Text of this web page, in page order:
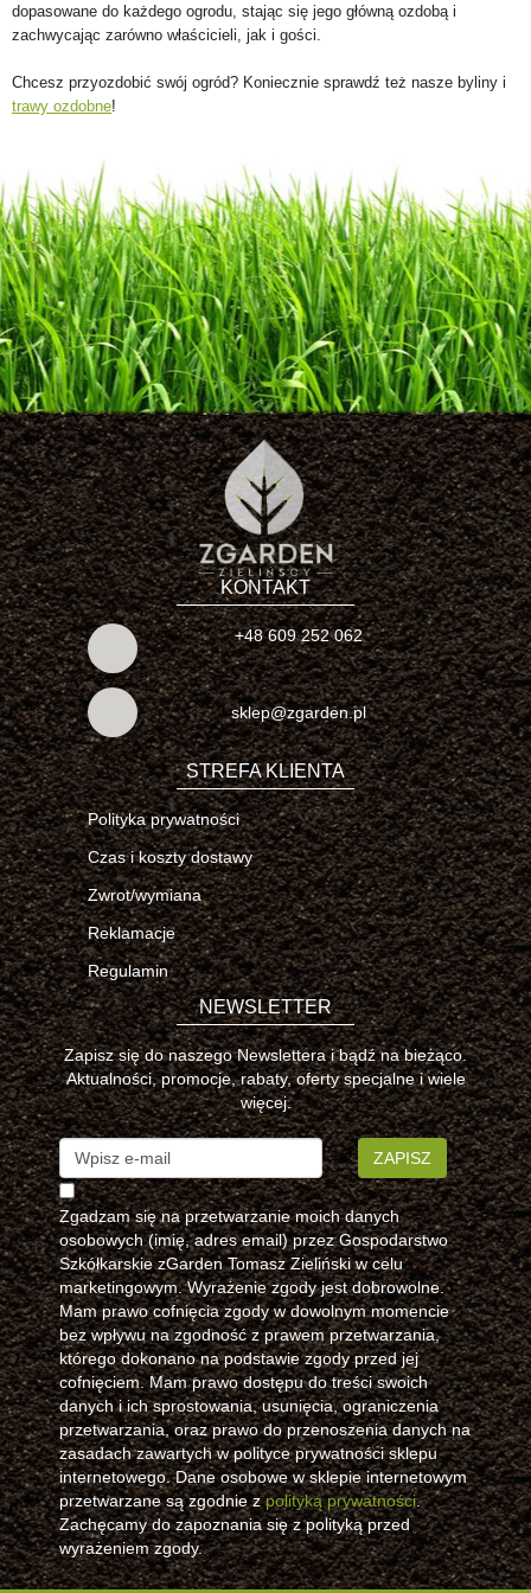
dopasowane do każdego ogrodu, stając się jego główną ozdobą i
zachwycając zarówno właścicieli, jak i gości.
Chcesz przyozdobić swój ogród? Koniecznie sprawdź też nasze byliny i
trawy ozdobne!
KONTAKT
+48 609 252 062
sklep@zgarden.pl
STREFA KLIENTA
Polityka prywatności
Czas i koszty dostawy
Zwrot/wymiana
Reklamacje
Regulamin
NEWSLETTER
Zapisz się do naszego Newslettera i bądź na bieżąco.
Aktualności, promocje, rabaty, oferty specjalne i wiele
więcej.
ZAPISZ
Zgadzam się na przetwarzanie moich danych
osobowych (imię, adres email) przez Gospodarstwo
Szkółkarskie zGarden Tomasz Zieliński w celu
marketingowym. Wyrażenie zgody jest dobrowolne.
Mam prawo cofnięcia zgody w dowolnym momencie
bez wpływu na zgodność z prawem przetwarzania,
którego dokonano na podstawie zgody przed jej
cofnięciem. Mam prawo dostępu do treści swoich
danych i ich sprostowania, usunięcia, ograniczenia
przetwarzania, oraz prawo do przenoszenia danych na
zasadach zawartych w polityce prywatności sklepu
internetowego. Dane osobowe w sklepie internetowym
przetwarzane są zgodnie zpolityką prywatności.
Zachęcamy do zapoznania się z polityką przed
wyrażeniem zgody.